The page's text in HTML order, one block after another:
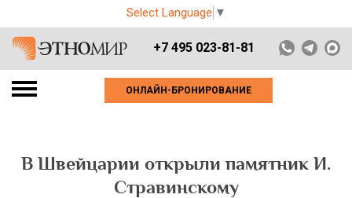
Select Language ▼
+7 495 023-81-81
ОНЛАЙН-БРОНИРОВАНИЕ
В Швейцарии открыли памятник И.
Стравинскому